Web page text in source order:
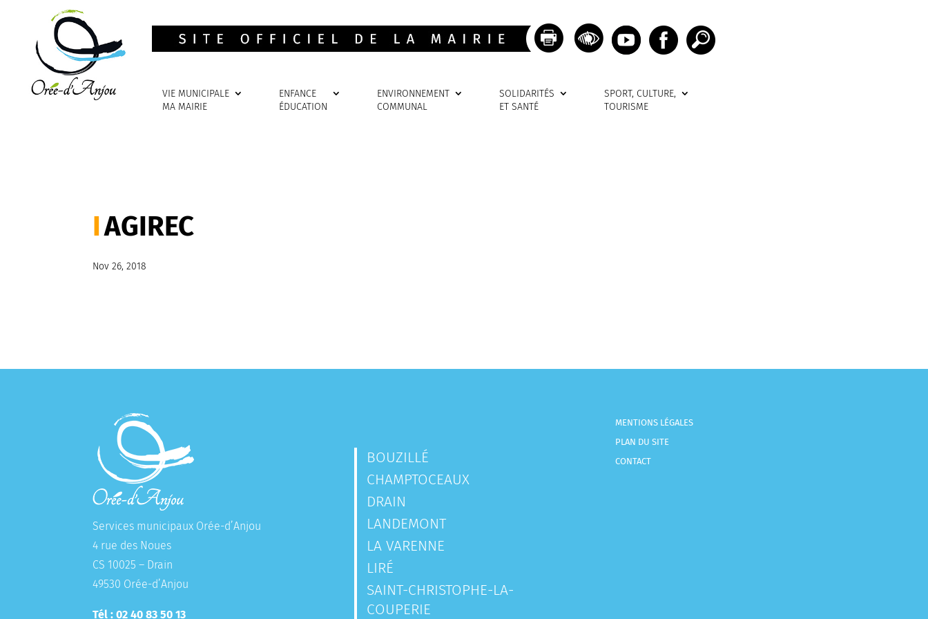
VIE MUNICIPALE
MA MAIRIE
ENFANCE
ÉDUCATION
ENVIRONNEMENT
COMMUNAL
SOLIDARITÉS
ET SANTÉ
SPORT, CULTURE,
TOURISME
AGIREC
Nov 26, 2018
Services municipaux Orée-d’Anjou
4 rue des Noues
CS 10025 – Drain
49530 Orée-d’Anjou
Tél : 02 40 83 50 13
BOUZILLÉ
CHAMPTOCEAUX
DRAIN
LANDEMONT
LA VARENNE
LIRÉ
SAINT-CHRISTOPHE-LA-
COUPERIE
MENTIONS LÉGALES
PLAN DU SITE
CONTACT